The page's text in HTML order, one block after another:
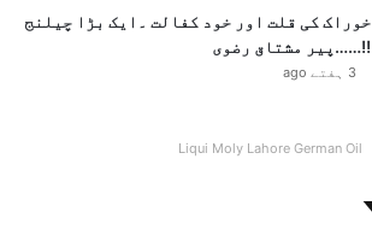
خوراک کی قلت اور خود کفالت ۔ایک بڑا چیلنج
!!……پیر مشتاق رضوی
3 ہفتے ago
Liqui Moly Lahore German Oil